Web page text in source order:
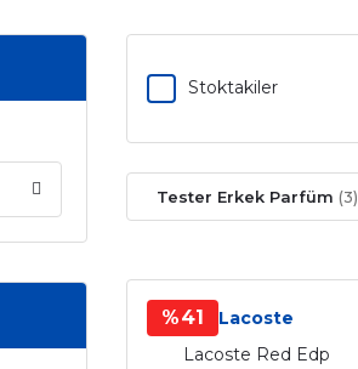
Stoktakiler
Tester Erkek Parfüm (3)
%41
Lacoste
Lacoste Red Edp